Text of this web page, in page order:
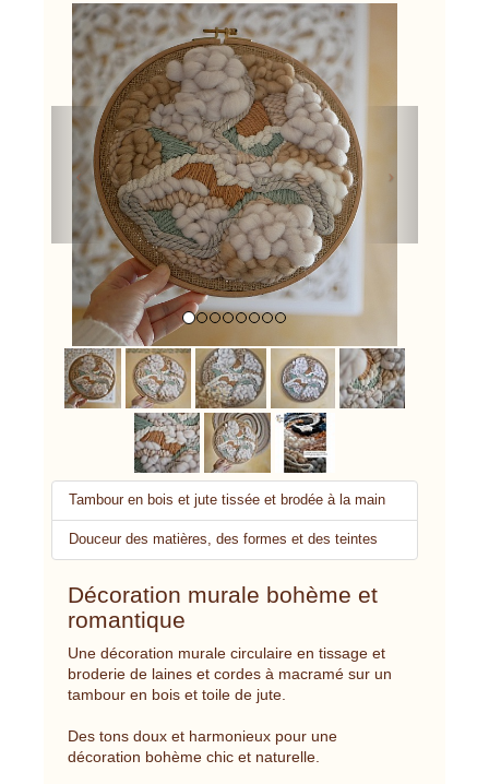
Previous
Tambour en bois et jute tissée et brodée à la main
Douceur des matières, des formes et des teintes
Décoration murale bohème et
romantique
Une décoration murale circulaire en tissage et
broderie de laines et cordes à macramé sur un
tambour en bois et toile de jute.
Des tons doux et harmonieux pour une
décoration bohème chic et naturelle.